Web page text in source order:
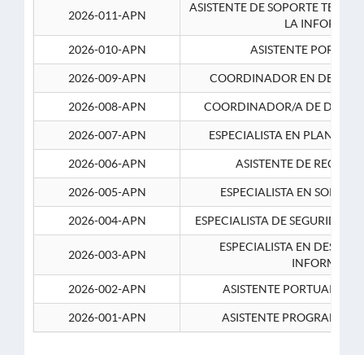
2026-011-APN
ASISTENTE DE SOPORTE
LA
2026-010-APN
ASISTENTE
2026-009-APN COORDINADOR EN
2026-008-APN COORDINADOR/A DE
2026-007-APN ESPECIALISTA EN
2026-006-APN ASISTENTE DE
2026-005-APN ESPECIALISTA EN
2026-004-APN ESPECIALISTA DE SEGURIDAD
2026-003-APN
ESPECIALISTA EN
2026-002-APN
ASISTENTE PORTUARIO 2-
2026-001-APN ASISTENTE